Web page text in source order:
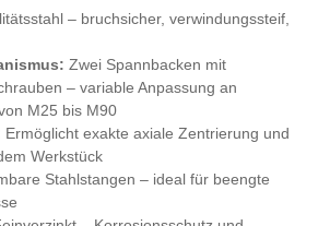
– bruchsicher, verwindungssteif,
Zwei Spannbacken mit
– variable Anpassung an
M25 bis M90
Ermöglicht exakte axiale Zentrierung und
Werkstück
Stahlstangen – ideal für beengte